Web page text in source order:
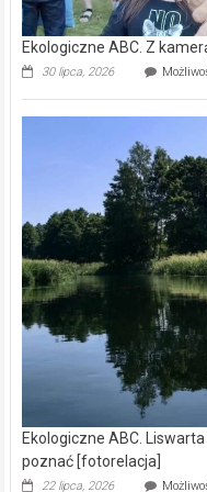
Ekologiczne ABC. Z
30 lipca, 2026
Ekologiczne ABC.
poznać [fotorelacja]
22 lipca, 2026